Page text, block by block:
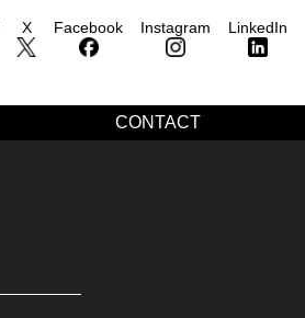
CONTACT
X Facebook Instagram LinkedIn